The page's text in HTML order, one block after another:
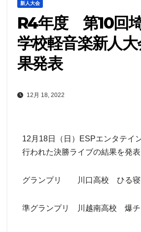
新人大会
R4年度 第10回
学校軽音楽新人
果発表
12月 18, 2022
12月18日（日）ESPエンタテイ
行われた決勝ライブの結果を発表
グランプリ 川口高校 ひる寝
準グランプリ 川越南高校 爆